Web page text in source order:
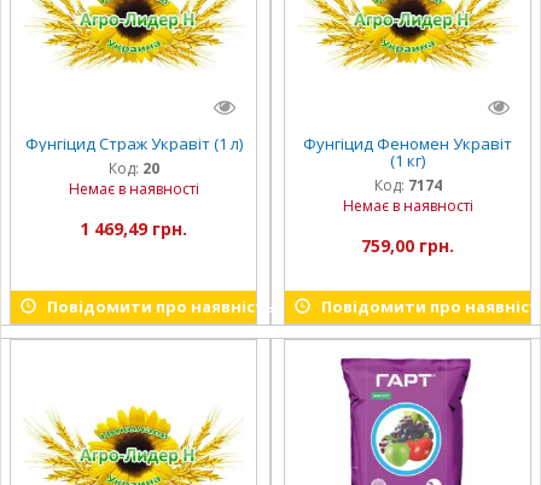
Фунгіцид Страж Укравіт (1 л)
Код: 20
Немає в наявності
1 469,49 грн.
Повідомити про наявність
Фунгіцид Феномен Укравіт
(1 кг)
Код: 7174
Немає в наявності
759,00 грн.
Повідомити про